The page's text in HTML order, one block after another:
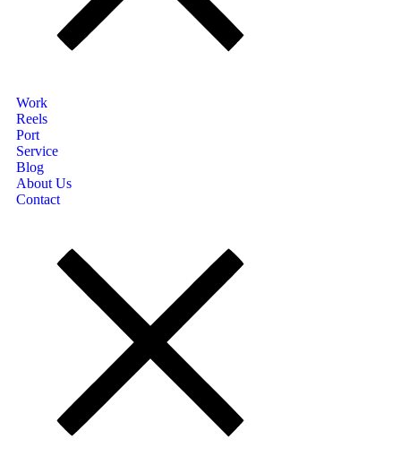
Work
Reels
Port
Service
Blog
About Us
Contact